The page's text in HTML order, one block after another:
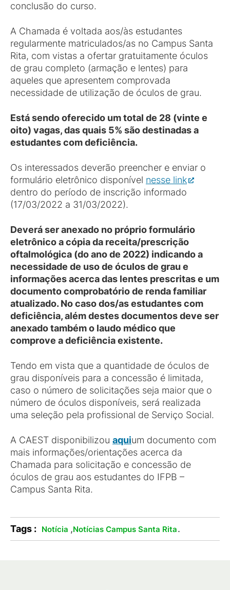
conclusão do curso.
A Chamada é voltada aos/às estudantes
regularmente matriculados/as no Campus Santa
Rita, com vistas a ofertar gratuitamente óculos
de grau completo (armação e lentes) para
aqueles que apresentem comprovada
necessidade de utilização de óculos de grau.
Está sendo oferecido um total de 28 (vinte e
oito) vagas, das quais 5% são destinadas a
estudantes com deficiência.
Os interessados deverão preencher e enviar o
formulário eletrônico disponível nesse link
dentro do período de inscrição informado
(17/03/2022 a 31/03/2022).
Deverá ser anexado no próprio formulário
eletrônico a cópia da receita/prescrição
oftalmológica (do ano de 2022) indicando a
necessidade de uso de óculos de grau e
informações acerca das lentes prescritas e um
documento comprobatório de renda familiar
atualizado. No caso dos/as estudantes com
deficiência, além destes documentos deve ser
anexado também o laudo médico que
comprove a deficiência existente.
Tendo em vista que a quantidade de óculos de
grau disponíveis para a concessão é limitada,
caso o número de solicitações seja maior que o
número de óculos disponíveis, será realizada
uma seleção pela profissional de Serviço Social.
A CAEST disponibilizou aquium documento com
mais informações/orientações acerca da
Chamada para solicitação e concessão de
óculos de grau aos estudantes do IFPB –
Campus Santa Rita.
Tags : Notícia ,Notícias Campus Santa Rita.